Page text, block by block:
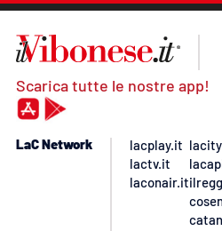
Scarica tutte le nostre app!
LaC Network
lacplay.it
lactv.it
laconair.it